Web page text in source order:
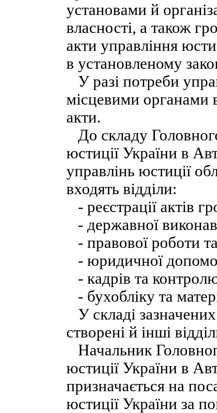
установами й
власності, а також
акти управління
в установленому
У разі потреби
місцевими органами
акти.
До складу
юстиції України в
управлінь юстиції
входять відділи:
- реєстрації актів
- державної
- правової роботи
- юридичної
- кадрів та
- бухобліку та
У складі
створені й інші
Начальник
юстиції України в
призначається на
юстиції України за